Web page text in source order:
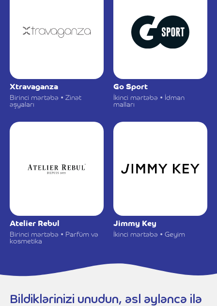
Xtravaganza
Birinci mərtəbə • Zinət
əşyaları
Go Sport
İkinci mərtəbə • İdman
malları
Atelier Rebul
Birinci mərtəbə • Parfüm və
kosmetika
Jimmy Key
İkinci mərtəbə • Geyim
Bildiklərinizi unudun, əsl əyləncə ilə